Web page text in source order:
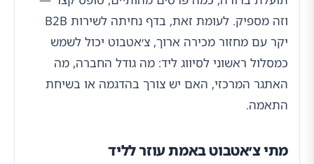
וזה מספיק. לעומת זאת, בדף נחיתה לשירות B2B
יקר עם מחזור מכירה ארוך, צ׳אטבוט יכול לשמש
כמסלול ראשוני לסיווג ליד: מה גודל החברה, מה
האתגר המרכזי, האם יש צורך בהדגמה או בשיחת
התאמה.
מתי צ׳אטבוט באמת עוזר לליד